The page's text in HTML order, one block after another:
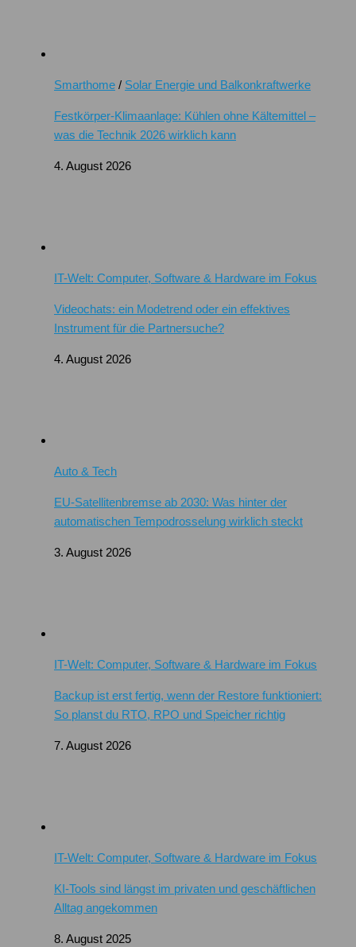
Smarthome / Solar Energie und Balkonkraftwerke
Festkörper-Klimaanlage: Kühlen ohne Kältemittel –
was die Technik 2026 wirklich kann
4. August 2026
IT-Welt: Computer, Software & Hardware im Fokus
Videochats: ein Modetrend oder ein effektives
Instrument für die Partnersuche?
4. August 2026
Auto & Tech
EU-Satellitenbremse ab 2030: Was hinter der
automatischen Tempodrosselung wirklich steckt
3. August 2026
IT-Welt: Computer, Software & Hardware im Fokus
Backup ist erst fertig, wenn der Restore funktioniert:
So planst du RTO, RPO und Speicher richtig
7. August 2026
IT-Welt: Computer, Software & Hardware im Fokus
KI-Tools sind längst im privaten und geschäftlichen
Alltag angekommen
8. August 2025